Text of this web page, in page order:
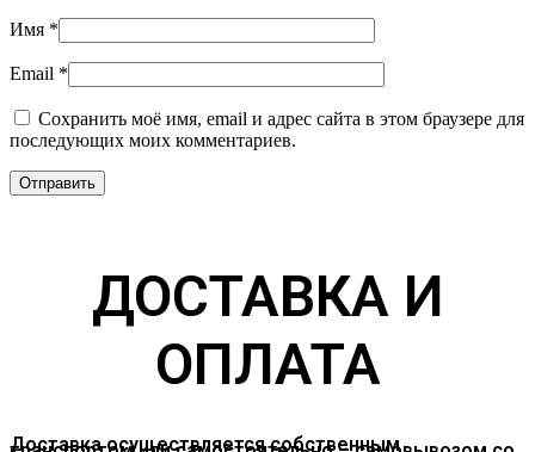
Имя *
Email *
Сохранить моё имя, email и адрес сайта в этом браузере для
последующих моих комментариев.
ДОСТАВКА И
ОПЛАТА
Доставка осуществляется собственным